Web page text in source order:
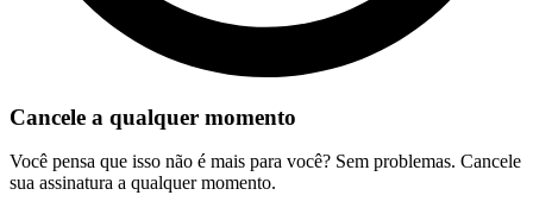
Cancele a qualquer momento
Você pensa que isso não é mais para você? Sem problemas. Cancele
sua assinatura a qualquer momento.